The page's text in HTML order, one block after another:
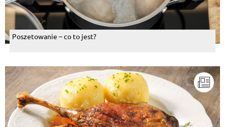
Poszetowanie – co to jest?